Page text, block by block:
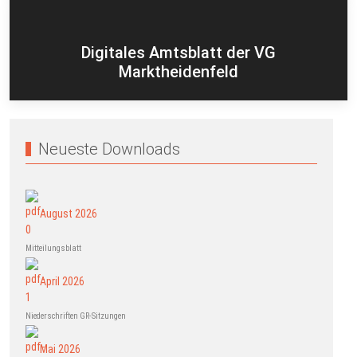
Digitales Amtsblatt der VG
Marktheidenfeld
Neueste Downloads
August 2026
Mitteilungsblatt
April 2026
Niederschriften GR-Sitzungen
Mai 2026